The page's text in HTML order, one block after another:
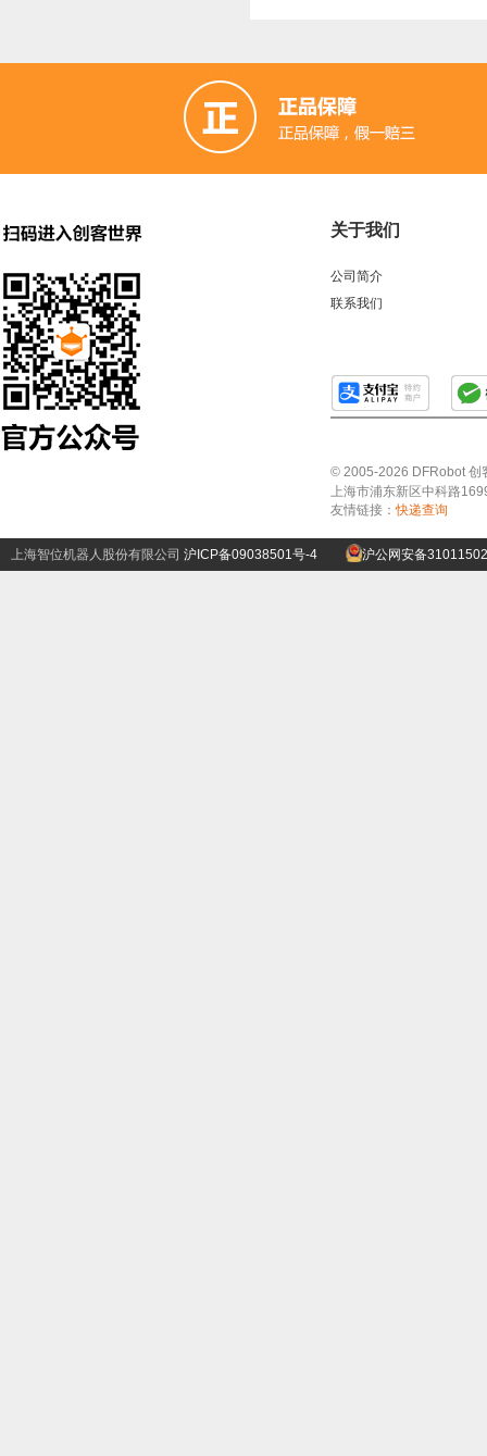
关于我们
公司简介
联系我们
© 2005-2026 DFRobot 创
上海市浦东新区中科路
友情链接：快递查询
上海智位机器人股份有限公司 沪ICP备09038501号-4 沪公网安备